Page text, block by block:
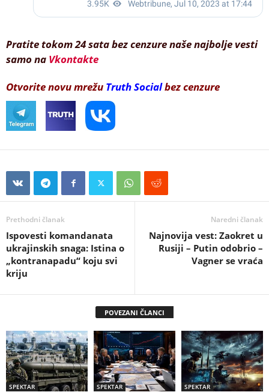
Pratite tokom 24 sata bez cenzure naše najbolje vesti
samo na Vkontakte
Otvorite novu mrežu Truth Socialbez cenzure
Prethodni članak
Ispovesti komandanata
ukrajinskih snaga: Istina o
„kontranapadu“ koju svi
kriju
Naredni članak
Najnovija vest: Zaokret u
Rusiji – Putin odobrio –
Vagner se vraća
POVEZANI ČLANCI
SPEKTAR SPEKTAR SPEKTAR